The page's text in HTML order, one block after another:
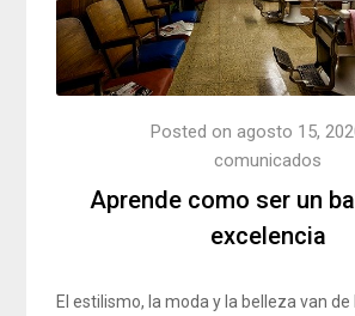
Aprende como ser un
excelencia
Posted on agosto 15,
comunicados
El estilismo, la moda y la belleza van